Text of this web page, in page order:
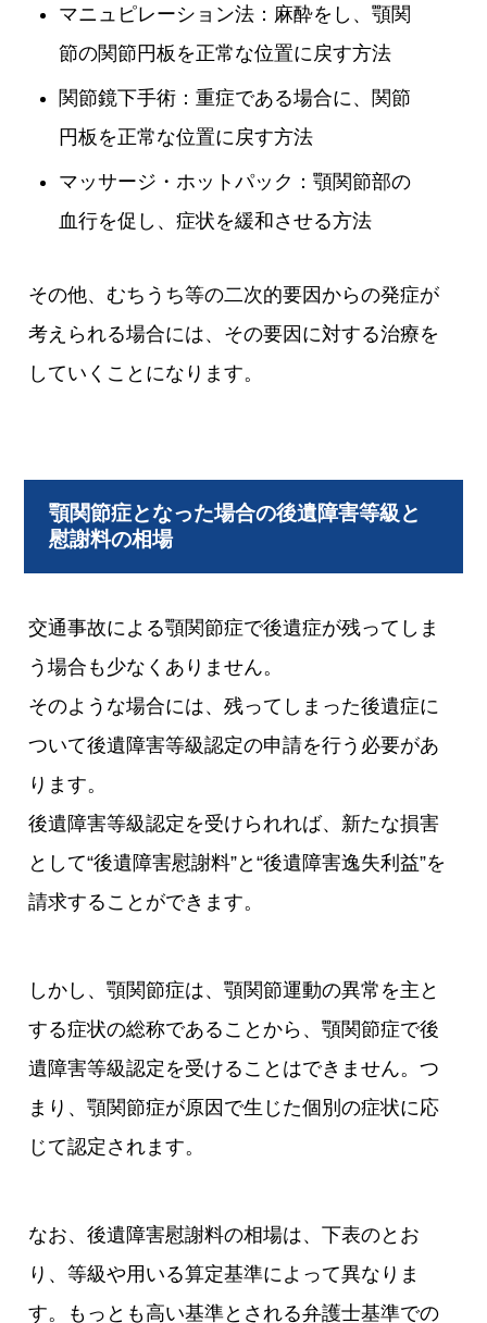
マニュピレーション法：麻酔をし、顎関
節の関節円板を正常な位置に戻す方法
関節鏡下手術：重症である場合に、関節
円板を正常な位置に戻す方法
マッサージ・ホットパック：顎関節部の
血行を促し、症状を緩和させる方法
その他、むちうち等の二次的要因からの発症が
考えられる場合には、その要因に対する治療を
していくことになります。
顎関節症となった場合の後遺障害等級と
慰謝料の相場
交通事故による顎関節症で後遺症が残ってしま
う場合も少なくありません。
そのような場合には、残ってしまった後遺症に
ついて後遺障害等級認定の申請を行う必要があ
ります。
後遺障害等級認定を受けられれば、新たな損害
として“後遺障害慰謝料”と“後遺障害逸失利益”を
請求することができます。
しかし、顎関節症は、顎関節運動の異常を主と
する症状の総称であることから、顎関節症で後
遺障害等級認定を受けることはできません。つ
まり、顎関節症が原因で生じた個別の症状に応
じて認定されます。
なお、後遺障害慰謝料の相場は、下表のとお
り、等級や用いる算定基準によって異なりま
す。もっとも高い基準とされる弁護士基準での